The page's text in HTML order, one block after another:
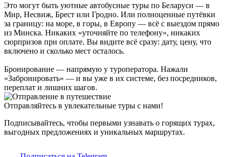
Это могут быть уютные автобусные туры по Беларуси — в
Мир, Несвиж, Брест или Гродно. Или полноценные путёвки
за границу: на море, в горы, в Европу — всё с выездом прямо
из Минска. Никаких «уточняйте по телефону», никаких
сюрпризов при оплате. Вы видите всё сразу: дату, цену, что
включено и сколько мест осталось.
Бронирование — напрямую у туроператора. Нажали
«Забронировать» — и вы уже в их системе, без посредников,
переплат и лишних шагов.
Отправляйтесь в увлекательные туры с нами!
Подписывайтесь, чтобы первыми узнавать о горящих турах,
выгодных предложениях и уникальных маршрутах.